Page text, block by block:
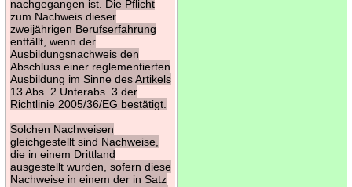
nachgegangen ist. Die Pflicht
zum Nachweis dieser
zweijährigen Berufserfahrung
entfällt, wenn der
Ausbildungsnachweis den
Abschluss einer reglementierten
Ausbildung im Sinne des Artikels
13 Abs. 2 Unterabs. 3 der
Richtlinie 2005/36/EG bestätigt.
Solchen Nachweisen
gleichgestellt sind Nachweise,
die in einem Drittland
ausgestellt wurden, sofern diese
Nachweise in einem der in Satz